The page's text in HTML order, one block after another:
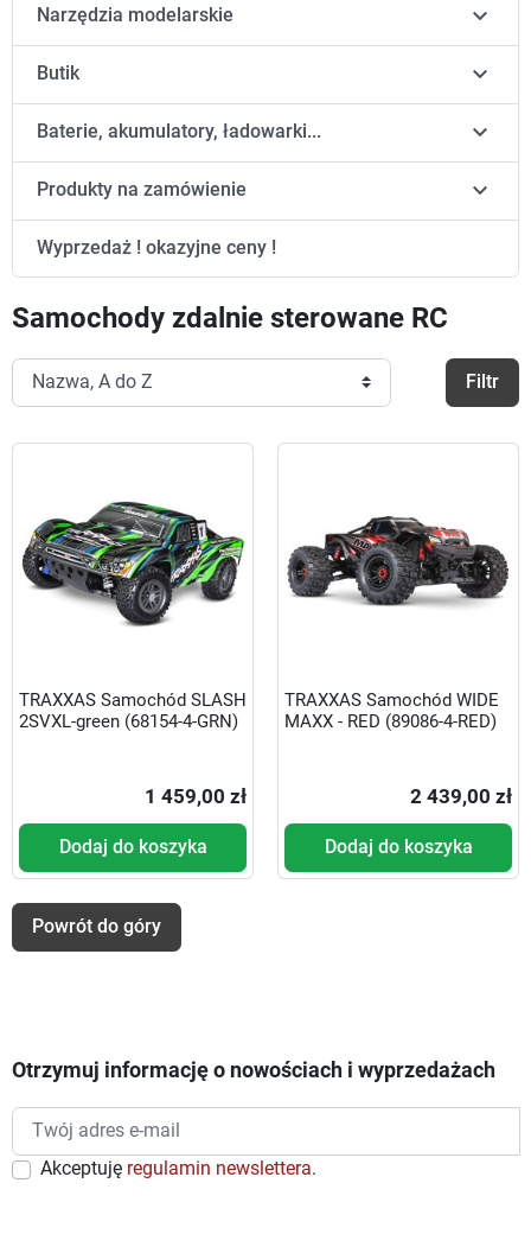
Narzędzia modelarskie 
Butik 
Baterie, akumulatory, ładowarki... 
Produkty na zamówienie 
Wyprzedaż ! okazyjne ceny !
Samochody zdalnie sterowane RC
Filtr
TRAXXAS Samochód SLASH
2SVXL-green (68154-4-GRN)
1 459,00 zł
Dodaj do koszyka
TRAXXAS Samochód WIDE
MAXX - RED (89086-4-RED)
2 439,00 zł
Dodaj do koszyka
Powrót do góry
Otrzymuj informację o nowościach i wyprzedażach
Akceptuję regulamin newslettera.